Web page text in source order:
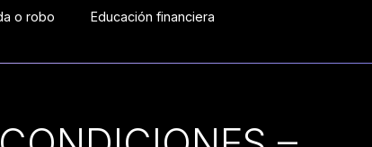
o robo Educación financiera